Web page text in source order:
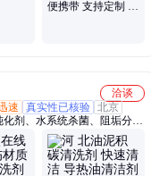
便携带 支持定制 生
洽谈
速 真实性已核验 北京
剂、水系统杀菌、阻垢分散
剂、在线清洗剂、氧化除藻
氯、空调冷凝器、金属表面
高电导反渗透、通风系统清